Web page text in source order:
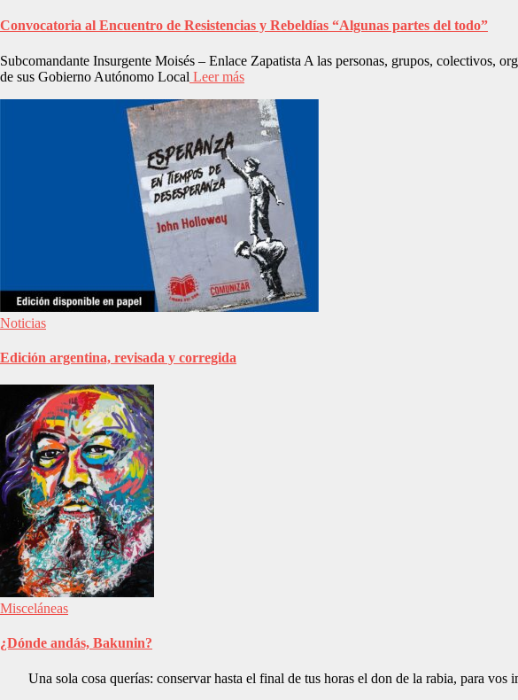
Convocatoria al Encuentro de Resistencias y Rebeldías “Algunas partes del todo”
Subcomandante Insurgente Moisés – Enlace Zapatista A las personas, grupos, colectivos,
de sus Gobierno Autónomo Local Leer más
Noticias
Edición argentina, revisada y corregida
Misceláneas
¿Dónde andás, Bakunin?
Una sola cosa querías: conservar hasta el final de tus horas el don de la rabia, para vos